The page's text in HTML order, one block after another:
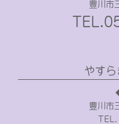
豊川市
やす
豊川市